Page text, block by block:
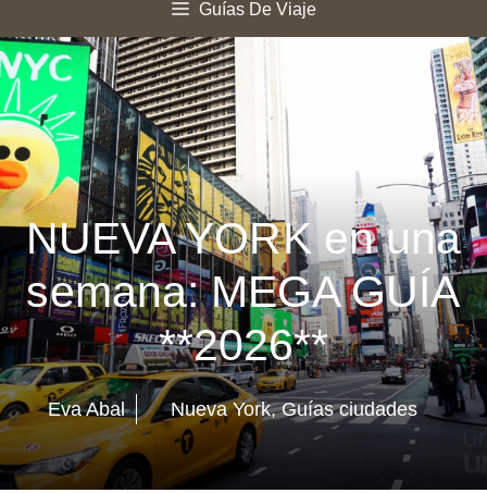
Guías De Viaje
NUEVA YORK en una
semana: MEGA GUÍA
**2026**
Eva Abal Nueva York,Guías ciudades